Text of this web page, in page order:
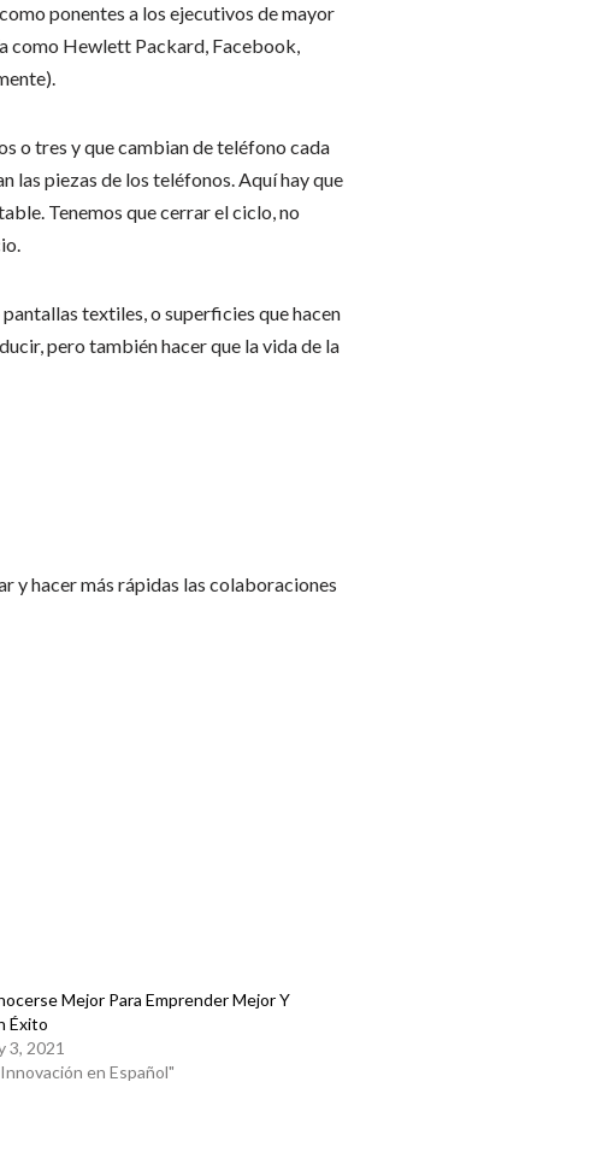
ponentes a los ejecutivos de mayor
como Hewlett Packard, Facebook,
o tres y que cambian de teléfono cada
las piezas de los teléfonos. Aquí hay que
Tenemos que cerrar el ciclo, no
textiles, o superficies que hacen
pero también hacer que la vida de la
hacer más rápidas las colaboraciones
Mejor Para Emprender Mejor Y
Éxito
3, 2021
en Español"